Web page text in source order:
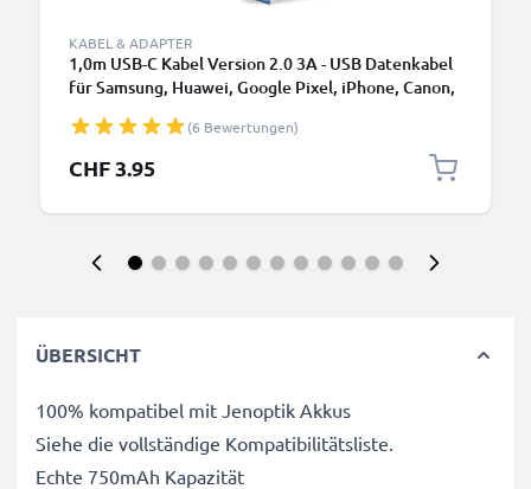
KABEL & ADAPTER
1,0m USB-C Kabel Version 2.0 3A - USB Datenkabel
für Samsung, Huawei, Google Pixel, iPhone, Canon,
(6 Bewertungen)
CHF 3.95
ÜBERSICHT
100% kompatibel mit Jenoptik Akkus
Siehe die vollständige Kompatibilitätsliste.
Echte 750mAh Kapazität